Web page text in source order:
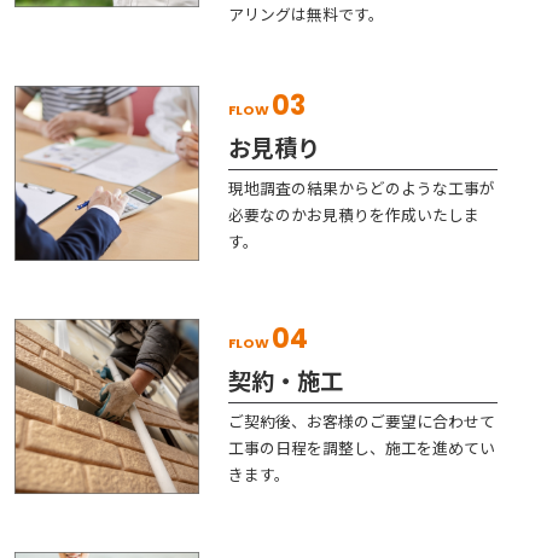
アリングは無料です。
FLOW03
お見積り
現地調査の結果からどのような工事が
必要なのかお見積りを作成いたしま
す。
FLOW04
契約・施工
ご契約後、お客様のご要望に合わせて
工事の日程を調整し、施工を進めてい
きます。